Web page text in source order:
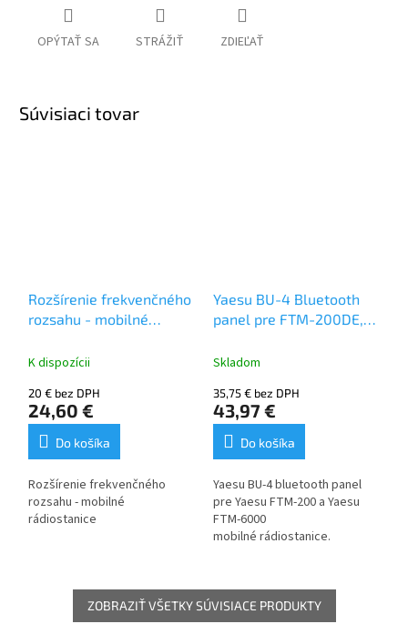
OPÝTAŤ SA STRÁŽIŤ ZDIEĽAŤ
Súvisiaci tovar
Rozšírenie frekvenčného
rozsahu - mobilné
K dispozícii
20 € bez DPH
24,60 €
Do košíka
Rozšírenie frekvenčného
rozsahu - mobilné
rádiostanice
Yaesu BU-4 Bluetooth
panel pre FTM-200DE,
Skladom
35,75 € bez DPH
43,97 €
Do košíka
Yaesu BU-4 bluetooth panel
pre Yaesu FTM-200 a Yaesu
FTM-6000
mobilné rádiostanice.
SSM-BT10 s rádiostanicou.
Bezpečná a pohodlná
komunikácia bez káblov.
ZOBRAZIŤ VŠETKY SÚVISIACE PRODUKTY